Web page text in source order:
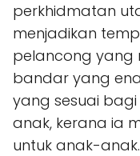
perkhidmatan
menjadikan
pelancong yang
bandar yang
yang sesuai
anak, kerana ia
untuk anak-